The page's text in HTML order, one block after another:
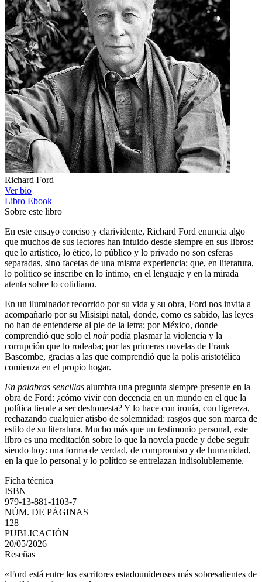
Richard Ford
Ver bio
Libro Ebook
Sobre este libro
En este ensayo conciso y clarividente, Richard Ford enuncia algo
que muchos de sus lectores han intuido desde siempre en sus libros:
que lo artístico, lo ético, lo público y lo privado no son esferas
separadas, sino facetas de una misma experiencia; que, en literatura,
lo político se inscribe en lo íntimo, en el lenguaje y en la mirada
atenta sobre lo cotidiano.
En un iluminador recorrido por su vida y su obra, Ford nos invita a
acompañarlo por su Misisipi natal, donde, como es sabido, las leyes
no han de entenderse al pie de la letra; por México, donde
comprendió que solo el noirpodía plasmar la violencia y la
corrupción que lo rodeaba; por las primeras novelas de Frank
Bascombe, gracias a las que comprendió que la polis aristotélica
comienza en el propio hogar.
En palabras sencillas alumbra una pregunta siempre presente en la
obra de Ford: ¿cómo vivir con decencia en un mundo en el que la
política tiende a ser deshonesta? Y lo hace con ironía, con ligereza,
rechazando cualquier atisbo de solemnidad: rasgos que son marca de
estilo de su literatura. Mucho más que un testimonio personal, este
libro es una meditación sobre lo que la novela puede y debe seguir
siendo hoy: una forma de verdad, de compromiso y de humanidad,
en la que lo personal y lo político se entrelazan indisolublemente.
Ficha técnica
ISBN
979-13-881-1103-7
NÚM. DE PÁGINAS
128
PUBLICACIÓN
20/05/2026
Reseñas
«Ford está entre los escritores estadounidenses más sobresalientes de